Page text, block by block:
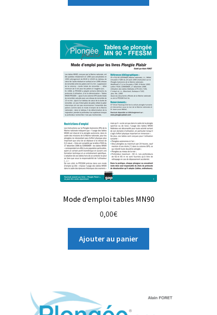
Mode d’emploi tables MN90
0,00€
Ajouter au panier